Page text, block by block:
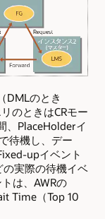
DMLのとき
のときはCRモー
、PlaceHolderイ
待機し、デー
upイベント
実際の待機イベ
は、AWRの
Time（Top 10